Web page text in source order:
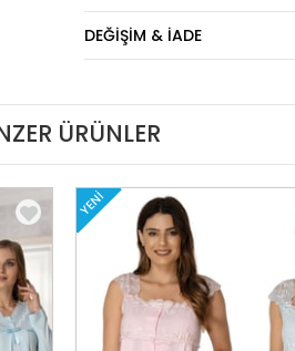
DEĞIŞIM & İADE
ÜRÜNLER
YENI